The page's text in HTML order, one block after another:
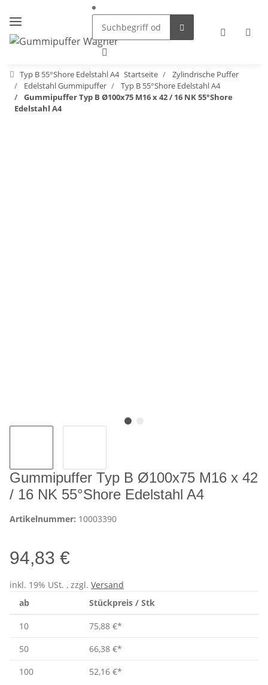
Typ B 55°Shore Edelstahl A4 Startseite
Zylindrische Puffer
Edelstahl Gummipuffer
Typ B 55°Shore Edelstahl A4
Gummipuffer Typ B Ø100x75 M16 x 42 / 16 NK 55°Shore
Edelstahl A4
Gummipuffer Typ B Ø100x75 M16 x 42
/ 16 NK 55°Shore Edelstahl A4
Artikelnummer: 10003390
94,83 €
inkl. 19% USt. , zzgl. Versand
ab
Stückpreis / Stk
10 75,88 €*
50
66,38 €*
100
52,16 €*